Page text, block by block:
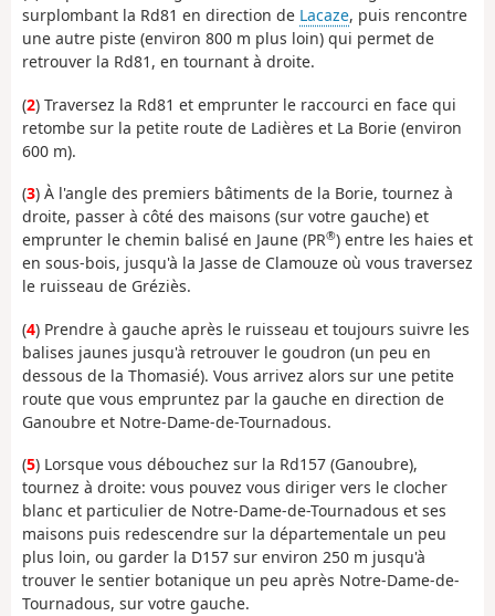
surplombant la Rd81 en direction de Lacaze, puis rencontre
une autre piste (environ 800 m plus loin) qui permet de
retrouver la Rd81, en tournant à droite.
(2) Traversez la Rd81 et emprunter le raccourci en face qui
retombe sur la petite route de Ladières et La Borie (environ
600 m).
(3) À l'angle des premiers bâtiments de la Borie, tournez à
droite, passer à côté des maisons (sur votre gauche) et
emprunter le chemin balisé en Jaune (PR®) entre les haies et
en sous-bois, jusqu'à la Jasse de Clamouze où vous traversez
le ruisseau de Gréziès.
(4) Prendre à gauche après le ruisseau et toujours suivre les
balises jaunes jusqu'à retrouver le goudron (un peu en
dessous de la Thomasié). Vous arrivez alors sur une petite
route que vous empruntez par la gauche en direction de
Ganoubre et Notre-Dame-de-Tournadous.
(5) Lorsque vous débouchez sur la Rd157 (Ganoubre),
tournez à droite: vous pouvez vous diriger vers le clocher
blanc et particulier de Notre-Dame-de-Tournadous et ses
maisons puis redescendre sur la départementale un peu
plus loin, ou garder la D157 sur environ 250 m jusqu'à
trouver le sentier botanique un peu après Notre-Dame-de-
Tournadous, sur votre gauche.